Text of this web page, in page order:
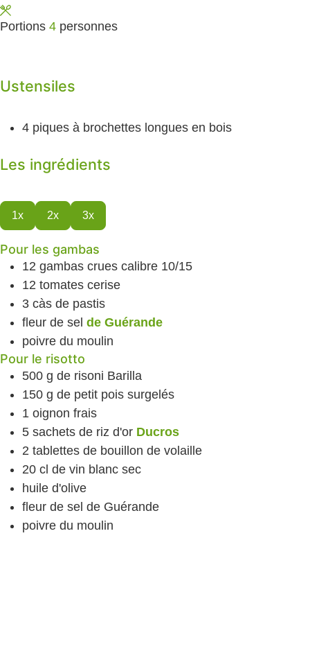
Portions 4 personnes
Ustensiles
4 piques à brochettes longues en bois
Les ingrédients
1x 2x 3x
Pour les gambas
12 gambas crues calibre 10/15
12 tomates cerise
3 càs de pastis
fleur de sel de Guérande
poivre du moulin
Pour le risotto
500 g de risoni Barilla
150 g de petit pois surgelés
1 oignon frais
5 sachets de riz d'or Ducros
2 tablettes de bouillon de volaille
20 cl de vin blanc sec
huile d'olive
fleur de sel de Guérande
poivre du moulin